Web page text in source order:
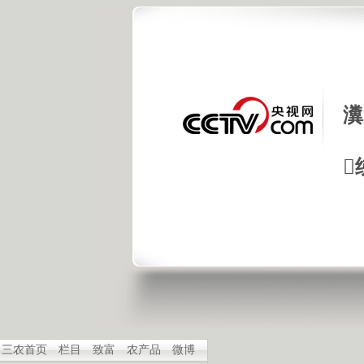

三农首页 栏目 致富 农产品 微博